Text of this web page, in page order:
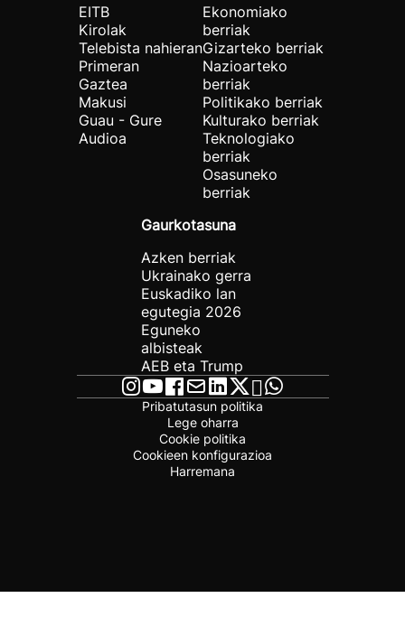
EITB
Kirolak
Telebista nahieran
Primeran
Gaztea
Makusi
Guau - Gure
Audioa
Ekonomiako
berriak
Gizarteko berriak
Nazioarteko
berriak
Politikako berriak
Kulturako berriak
Teknologiako
berriak
Osasuneko
berriak
Gaurkotasuna
Azken berriak
Ukrainako gerra
Euskadiko lan
egutegia 2026
Eguneko
albisteak
AEB eta Trump
Pribatutasun politika
Lege oharra
Cookie politika
Cookieen konfigurazioa
Harremana